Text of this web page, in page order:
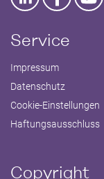
Copyright
Service
Impressum
Datenschutz
Cookie-Einstellungen
Haftungsausschluss